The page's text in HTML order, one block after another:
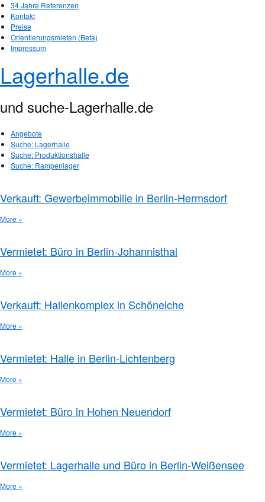
34 Jahre Referenzen
Kontakt
Preise
Orientierungsmieten (Beta)
Impressum
Lagerhalle.de
und suche-Lagerhalle.de
Angebote
Suche: Lagerhalle
Suche: Produktionshalle
Suche: Rampenlager
Verkauft: Gewerbeimmobilie in Berlin-Hermsdorf
More »
Vermietet: Büro in Berlin-Johannisthal
More »
Verkauft: Hallenkomplex in Schöneiche
More »
Vermietet: Halle in Berlin-Lichtenberg
More »
Vermietet: Büro in Hohen Neuendorf
More »
Vermietet: Lagerhalle und Büro in Berlin-Weißensee
More »